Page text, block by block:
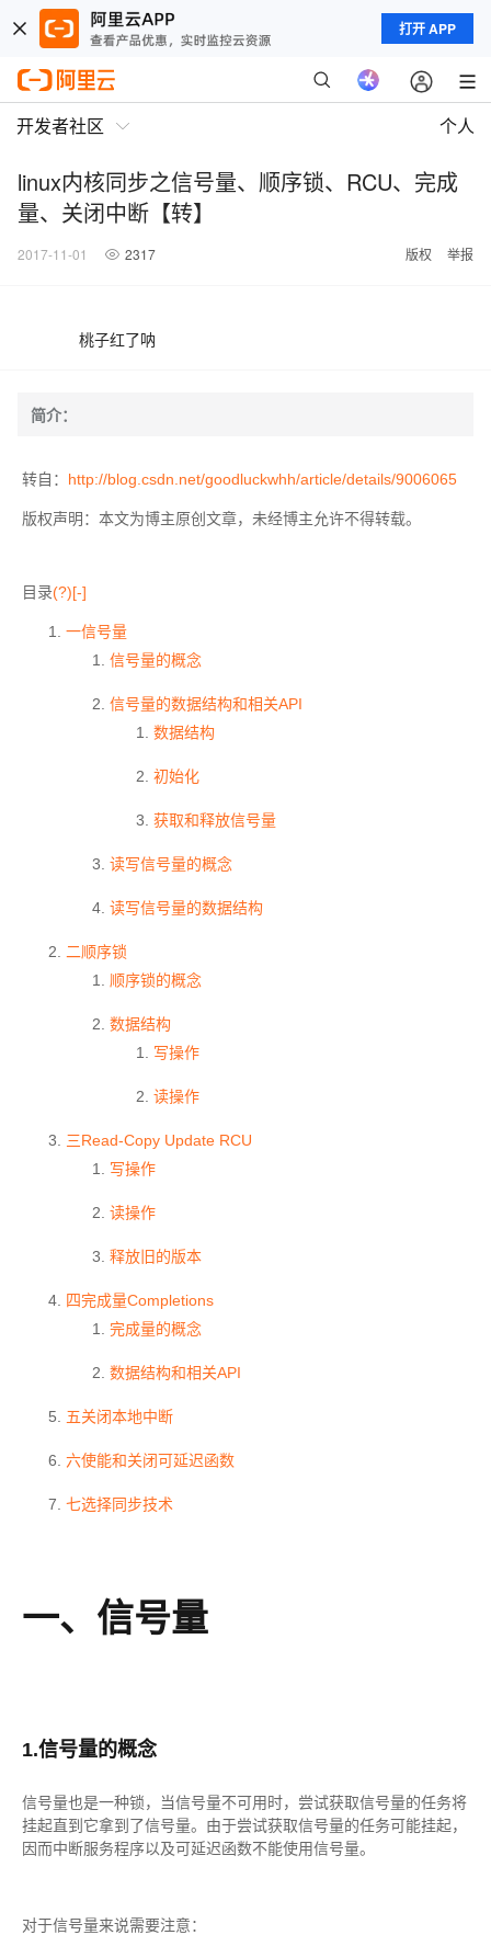
打开 APP
开发者社区 个人
linux内核同步之信号量、顺序锁、RCU、完成
量、关闭中断【转】
2017-11-01 2317 版权 举报
桃子红了呐
简介：
转自： http://blog.csdn.net/goodluckwhh/article/details/9006065
版权声明：本文为博主原创文章，未经博主允许不得转载。
目录(?)[-]
一信号量
信号量的概念
信号量的数据结构和相关API
数据结构
初始化
获取和释放信号量
读写信号量的概念
读写信号量的数据结构
二顺序锁
顺序锁的概念
数据结构
写操作
读操作
三Read-Copy Update RCU
写操作
读操作
释放旧的版本
四完成量Completions
完成量的概念
数据结构和相关API
五关闭本地中断
六使能和关闭可延迟函数
七选择同步技术
一、信号量
1.信号量的概念
信号量也是一种锁，当信号量不可用时，尝试获取信号量的任务将
挂起直到它拿到了信号量。由于尝试获取信号量的任务可能挂起，
因而中断服务程序以及可延迟函数不能使用信号量。
对于信号量来说需要注意：